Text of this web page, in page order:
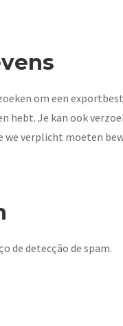
om een
hebt. Je kan ook
we verplicht moeten
de detecção de spam.